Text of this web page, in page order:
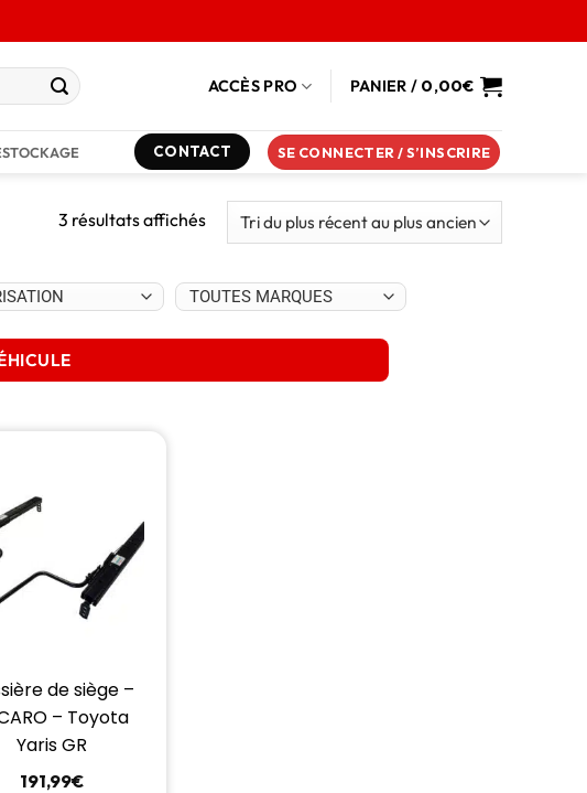
ACCÈS PRO PANIER / 0,00€
CONTACT SE CONNECTER / S’INSCRIRE
3 résultats affichés
de siège –
– Toyota
Yaris GR
191,99€